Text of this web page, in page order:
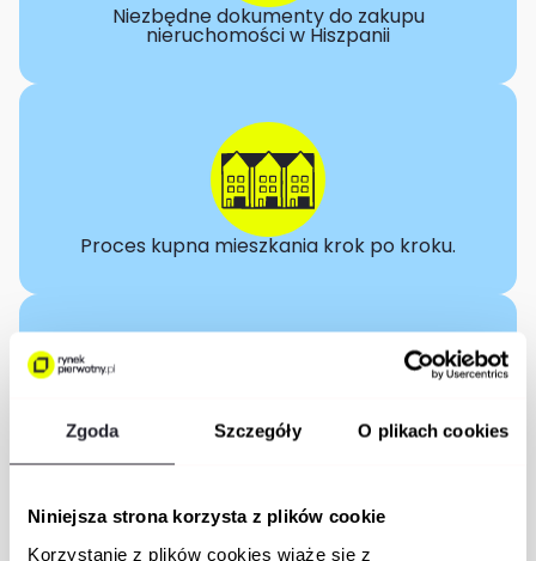
Zgoda Szczegóły O plikach cookies
Niniejsza strona korzysta z plików cookie
Korzystanie z plików cookies wiąże się z
Niezbędne dokumenty do zakupu
nieruchomości w Hiszpanii
Proces kupna mieszkania krok po kroku.